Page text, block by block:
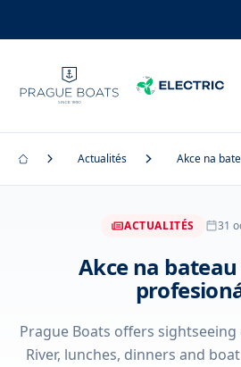
Actualités Akce na
ACTUALITÉS 31
Akce na
Prague Boats offers
River, lunches, dinners and